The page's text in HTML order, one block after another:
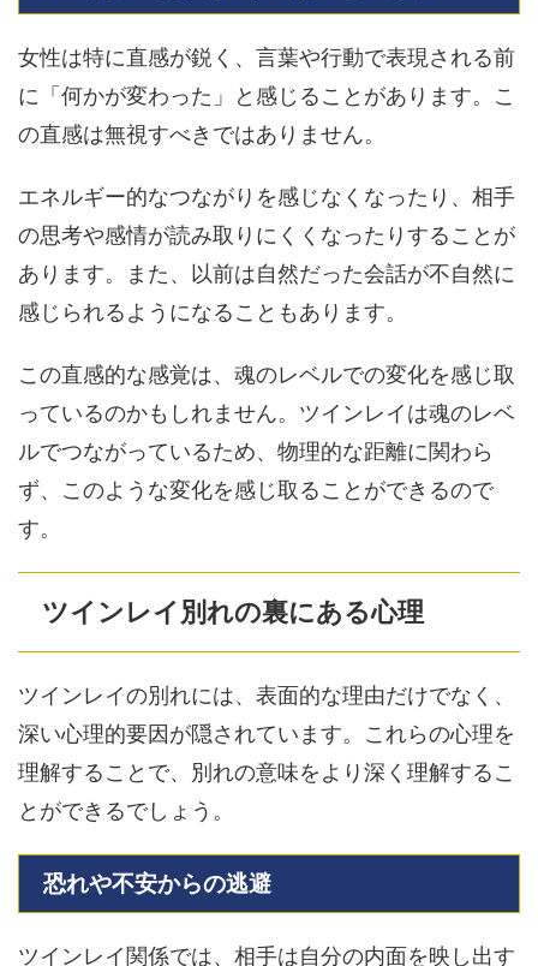
女性は特に直感が鋭く、言葉や行動で表現される前
に「何かが変わった」と感じることがあります。こ
の直感は無視すべきではありません。
エネルギー的なつながりを感じなくなったり、相手
の思考や感情が読み取りにくくなったりすることが
あります。また、以前は自然だった会話が不自然に
感じられるようになることもあります。
この直感的な感覚は、魂のレベルでの変化を感じ取
っているのかもしれません。ツインレイは魂のレベ
ルでつながっているため、物理的な距離に関わら
ず、このような変化を感じ取ることができるので
す。
ツインレイ別れの裏にある心理
ツインレイの別れには、表面的な理由だけでなく、
深い心理的要因が隠されています。これらの心理を
理解することで、別れの意味をより深く理解するこ
とができるでしょう。
恐れや不安からの逃避
ツインレイ関係では、相手は自分の内面を映し出す